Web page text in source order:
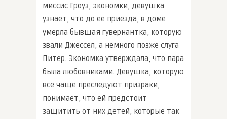
миссис Гроуз, экономки, девушка
узнает, что до ее приезда, в доме
умерла бывшая гувернантка, которую
звали Джессел, а немного позже слуга
Питер. Экономка утверждала, что пара
была любовниками. Девушка, которую
все чаще преследуют призраки,
понимает, что ей предстоит
защитить от них детей, которые так